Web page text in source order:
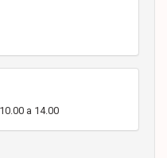
a 14.00